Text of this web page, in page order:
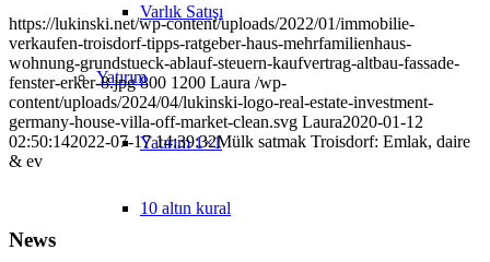
Varlık Satışı
Yatırım
Yatırım 1×1
10 altın kural
https://lukinski.net/wp-content/uploads/2022/01/immobilie-
verkaufen-troisdorf-tipps-ratgeber-haus-mehrfamilienhaus-
wohnung-grundstueck-ablauf-steuern-kaufvertrag-altbau-fassade-
fenster-erker-8.jpg 800 1200 Laura /wp-
content/uploads/2024/04/lukinski-logo-real-estate-investment-
germany-house-villa-off-market-clean.svg Laura2020-01-12
02:50:142022-07-17 14:39:32Mülk satmak Troisdorf: Emlak, daire
& ev
News